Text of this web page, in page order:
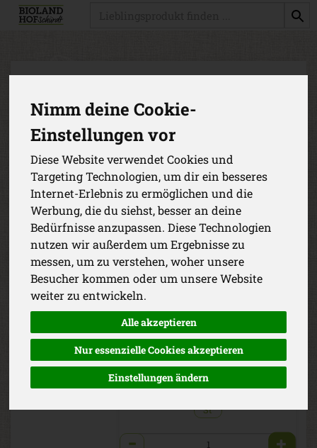
Nimm deine Cookie-
Einstellungen vor
Diese Website verwendet Cookies und
Targeting Technologien, um dir ein besseres
Internet-Erlebnis zu ermöglichen und die
Werbung, die du siehst, besser an deine
Bedürfnisse anzupassen. Diese Technologien
nutzen wir außerdem um Ergebnisse zu
messen, um zu verstehen, woher unsere
Besucher kommen oder um unsere Website
weiter zu entwickeln.
Alle akzeptieren
Nur essenzielle Cookies akzeptieren
Einstellungen ändern
Roggen grob 1000g
DLS Mühlenbäckerei
Demeter
6,80 € * / St
(6,80 € / Kilogramm)
St
Anzahl